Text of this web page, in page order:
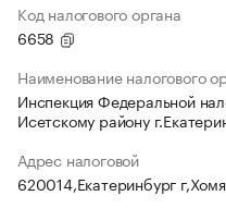
Код налогового органа
6658
Наименование налогового
Инспекция Федеральной
Исетскому району
Адрес налоговой
620014,Екатеринбург